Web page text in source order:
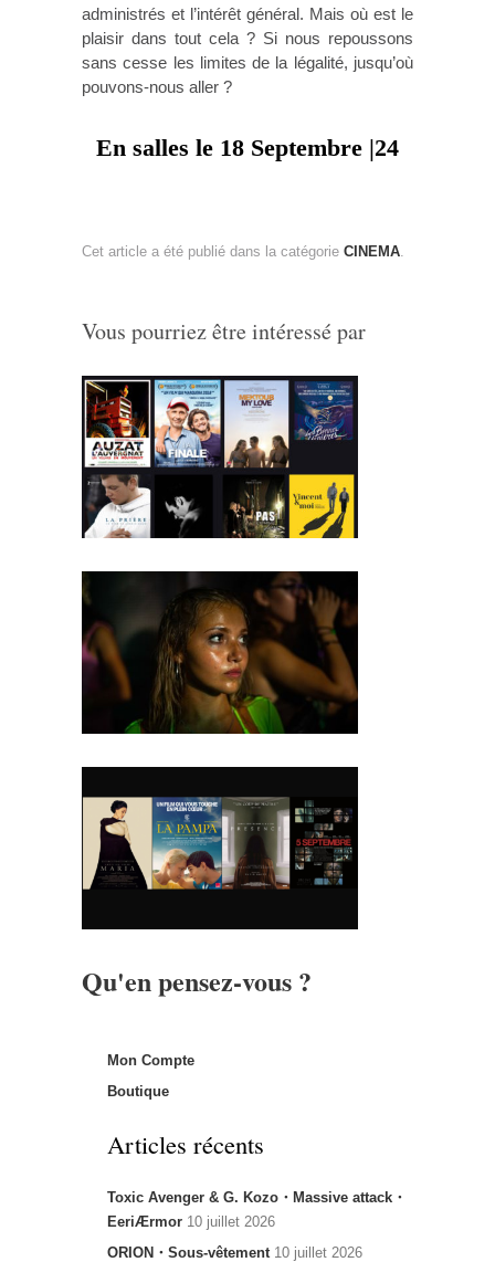
administrés et l’intérêt général. Mais où est le
plaisir dans tout cela ? Si nous repoussons
sans cesse les limites de la légalité, jusqu’où
pouvons-nous aller ?
En salles le 18 Septembre |24
Cet article a été publié dans la catégorie CINEMA
Vous pourriez être intéressé par
Qu'en pensez-vous ?
Mon Compte
Boutique
Articles récents
Toxic Avenger & G. Kozo・Massive attack・
EeriÆrmor 10 juillet 2026
ORION・Sous-vêtement 10 juillet 2026